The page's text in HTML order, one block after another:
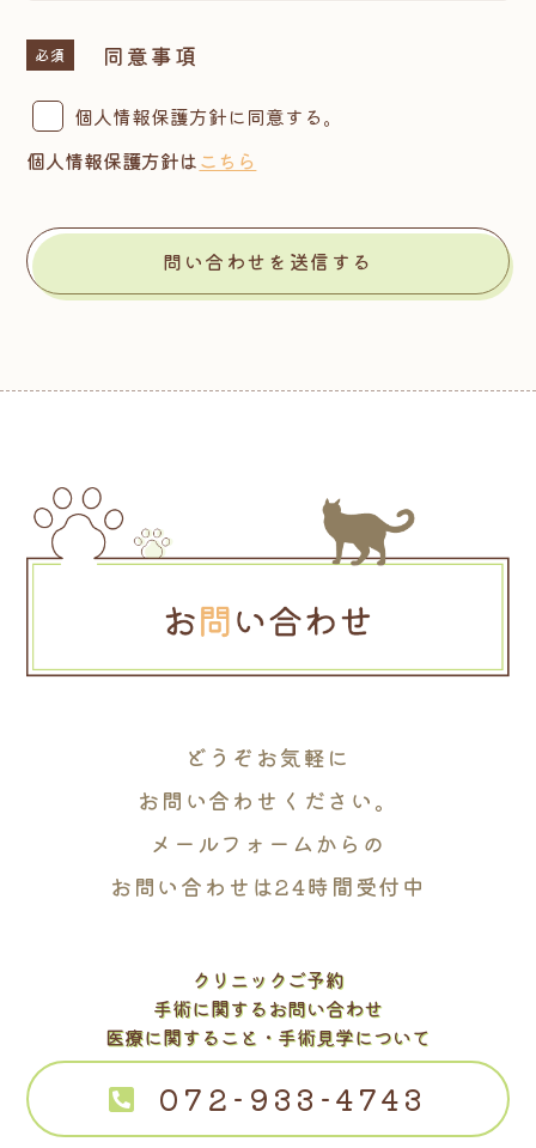
必須 同意事項
個人情報保護方針に同意する。
個人情報保護方針はこちら
問い合わせを送信する
どうぞお気軽に
お問い合わせください。
メールフォームからの
お問い合わせは24時間受付中
クリニックご予約
手術に関するお問い合わせ
医療に関すること・手術見学について
072-933-4743